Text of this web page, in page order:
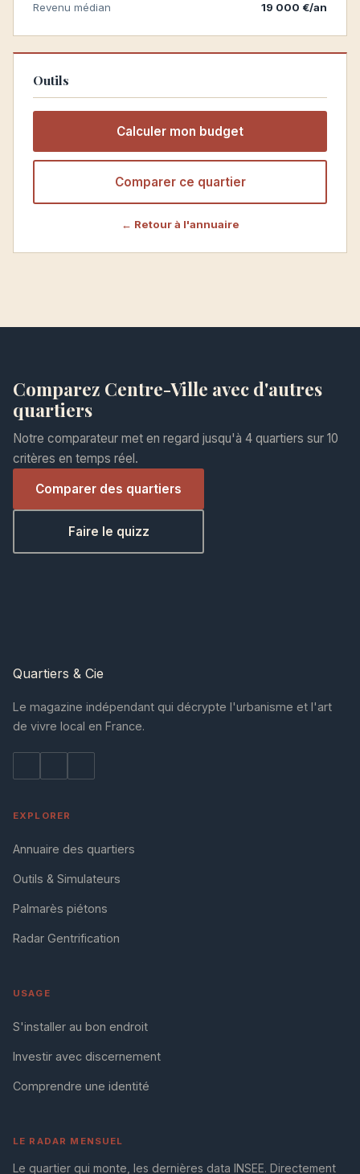
Revenu médian
19 000 €/an
Outils
Calculer mon budget
Comparer ce quartier
← Retour à l'annuaire
Comparez Centre-Ville avec d'autres
quartiers
Notre comparateur met en regard jusqu'à 4 quartiers sur 10
critères en temps réel.
Comparer des quartiers
Faire le quizz
Quartiers & Cie
Le magazine indépendant qui décrypte l'urbanisme et l'art
de vivre local en France.
EXPLORER
Annuaire des quartiers
Outils & Simulateurs
Palmarès piétons
Radar Gentrification
USAGE
S'installer au bon endroit
Investir avec discernement
Comprendre une identité
LE RADAR MENSUEL
Le quartier qui monte, les dernières data INSEE. Directement